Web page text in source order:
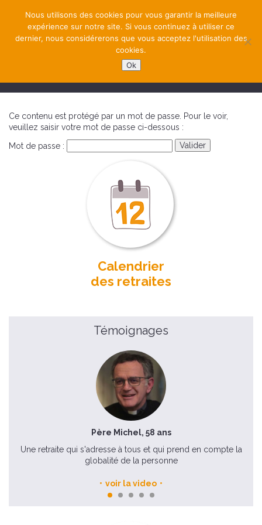
Ce contenu est protégé par un mot de passe. Pour le voir,
veuillez saisir votre mot de passe ci-dessous :
Mot de passe :
Calendrier
des retraites
Témoignages
Père Michel, 58 ans
Une retraite qui s'adresse à tous et qui prend en compte la
globalité de la personne
voir la video
Nous utilisons des cookies pour vous garantir la meilleure
expérience sur notre site. Si vous continuez à utiliser ce
dernier, nous considérerons que vous acceptez l'utilisation des
cookies.
Ok